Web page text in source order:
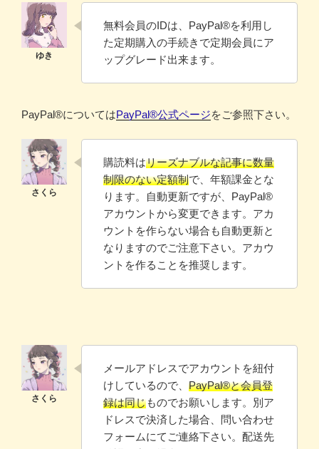
無料会員のIDは、PayPal®️を利用し
た定期購入の手続きで定期会員にア
ップグレード出来ます。
PayPal®️についてはPayPal®️公式ページをご参照下さい。
購読料はリーズナブルな記事に数量
制限のない定額制で、年額課金とな
ります。自動更新ですが、PayPal®
アカウントから変更できます。アカ
ウントを作らない場合も自動更新と
なりますのでご注意下さい。アカウ
ントを作ることを推奨します。
メールアドレスでアカウントを紐付
けしているので、 PayPal®と会員登
録は同じものでお願いします。別ア
ドレスで決済した場合、問い合わせ
フォームにてご連絡下さい。配送先